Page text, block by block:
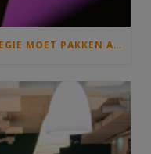
WAAROM COMMUNICATIE DE REGIE MOET PAKKEN ALS IEDEREEN MET COPILOT GAAT SCHRIJVEN